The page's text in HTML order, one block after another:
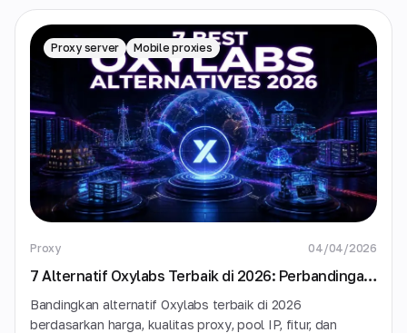
Proxy server Mobile proxies
Proxy 04/04/2026
7 Alternatif Oxylabs Terbaik di 2026: Perbandingan
Penyedia Proxy Terjangkau
Bandingkan alternatif Oxylabs terbaik di 2026
berdasarkan harga, kualitas proxy, pool IP, fitur, dan